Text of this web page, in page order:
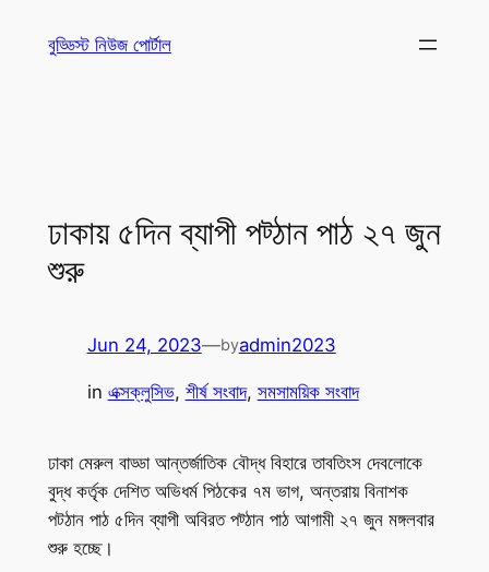
বুড্ডিস্ট নিউজ পোর্টাল
ঢাকায় ৫দিন ব্যাপী পট্ঠান পাঠ ২৭ জুন
শুরু
Jun 24, 2023—byadmin2023
in এক্সক্লুসিভ, শীর্ষ সংবাদ, সমসাময়িক সংবাদ
ঢাকা মেরুল বাড্ডা আন্তর্জাতিক বৌদ্ধ বিহারে তাবতিংস দেবলোকে
বুদ্ধ কর্তৃক দেশিত অভিধর্ম পিঠকের ৭ম ভাগ, অন্তরায় বিনাশক
পটঠান পাঠ ৫দিন ব্যাপী অবিরত পট্ঠান পাঠ আগামী ২৭ জুন মঙ্গলবার
শুরু হচ্ছে।